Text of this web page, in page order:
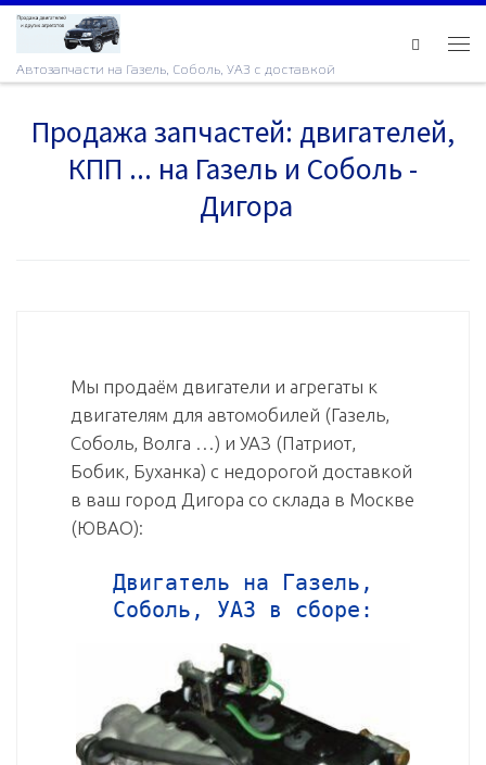
Skip to content
Автозапчасти на Газель, Соболь, УАЗ с доставкой
Продажа запчастей: двигателей,
КПП ... на Газель и Соболь -
Дигора
Мы продаём двигатели и агрегаты к
двигателям для автомобилей (Газель,
Соболь, Волга …) и УАЗ (Патриот,
Бобик, Буханка) с недорогой доставкой
в ваш город Дигора со склада в Москве
(ЮВАО):
Двигатель на Газель,
Соболь, УАЗ в сборе: